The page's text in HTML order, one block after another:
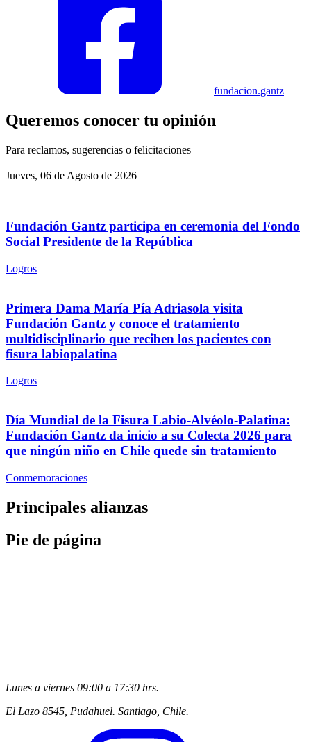
fundacion.gantz
Queremos conocer tu opinión
Para reclamos, sugerencias o felicitaciones
Jueves, 06 de Agosto de 2026
Fundación Gantz participa en ceremonia del Fondo
Social Presidente de la República
Logros
Primera Dama María Pía Adriasola visita
Fundación Gantz y conoce el tratamiento
multidisciplinario que reciben los pacientes con
fisura labiopalatina
Logros
Día Mundial de la Fisura Labio-Alvéolo-Palatina:
Fundación Gantz da inicio a su Colecta 2026 para
que ningún niño en Chile quede sin tratamiento
Conmemoraciones
Principales alianzas
Pie de página
Lunes a viernes 09:00 a 17:30 hrs.
El Lazo 8545, Pudahuel. Santiago, Chile.